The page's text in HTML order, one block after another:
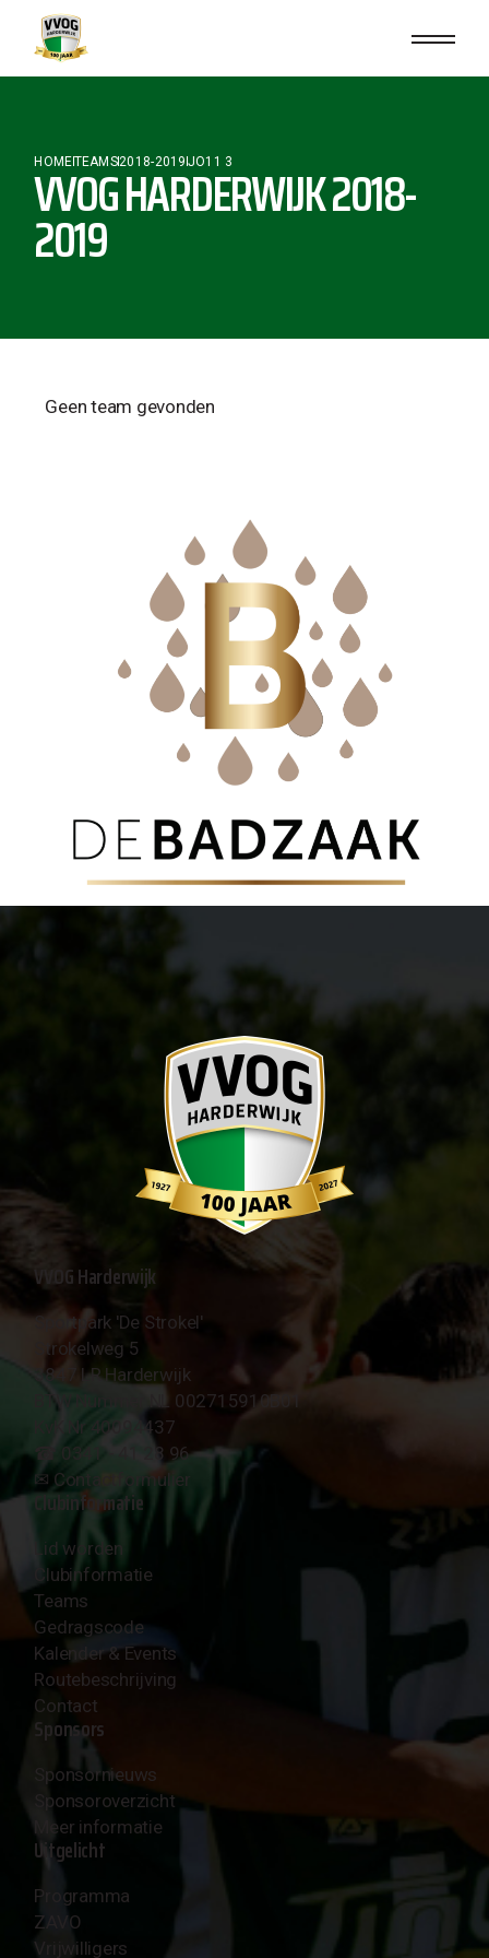
HOMETEAMS2018-2019 JO11 3
VVOG HARDERWIJK 2018-
2019
Geen team gevonden
VVOG Harderwijk
Sportpark 'De Strokel'
Strokelweg 5
3847 LR Harderwijk
BTW Nummer NL 002715910B01
KvK Nr 40094437
☎︎ 0341 - 41 28 96
✉︎ Contactformulier
Clubinformatie
Lid worden
Clubinformatie
Teams
Gedragscode
Kalender & Events
Routebeschrijving
Contact
Sponsors
Sponsornieuws
Sponsoroverzicht
Meer informatie
Uitgelicht
Programma
ZAVO
Vrijwilligers